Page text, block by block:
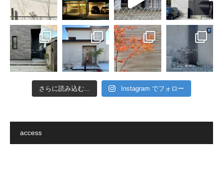
さらに読み込む... Instagram でフォロー
access